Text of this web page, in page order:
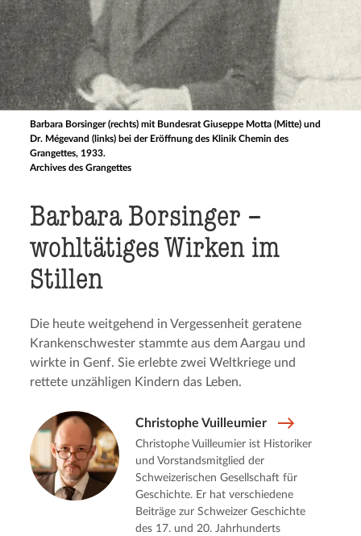
Barbara Borsinger (rechts) mit Bundesrat Giuseppe Motta (Mitte) und
Dr. Mégevand (links) bei der Eröffnung des Klinik Chemin des
Grangettes, 1933.
Archives des Grangettes
Barbara Borsinger –
wohltä­ti­ges Wirken im
Stillen
Die heute weitgehend in Vergessenheit geratene
Krankenschwester stammte aus dem Aargau und
wirkte in Genf. Sie erlebte zwei Weltkriege und
rettete unzähligen Kindern das Leben.
Christophe Vuilleumier
Christophe Vuilleumier ist Historiker
und Vorstandsmitglied der
Schweizerischen Gesellschaft für
Geschichte. Er hat verschiedene
Beiträge zur Schweizer Geschichte
des 17. und 20. Jahrhunderts